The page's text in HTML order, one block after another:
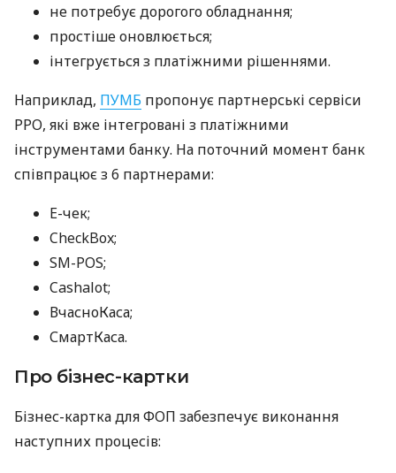
не потребує дорогого обладнання;
простіше оновлюється;
інтегрується з платіжними рішеннями.
Наприклад, ПУМБ пропонує партнерські сервіси
РРО, які вже інтегровані з платіжними
інструментами банку. На поточний момент банк
співпрацює з 6 партнерами:
E-чек;
CheckBox;
SM-POS;
Cashalot;
ВчасноКаса;
СмартКаса.
Про бізнес-картки
Бізнес-картка для ФОП забезпечує виконання
наступних процесів: